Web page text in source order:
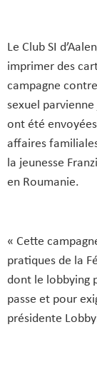
Le Club SI
imprimer des
campagne
sexuel parvienne
ont été
affaires
la jeunesse
en Roumanie.
« Cette
pratiques de la
dont le lobbying
passe et pour
présidente